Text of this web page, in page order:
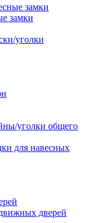
замки
замки
уголки
уголки общего
для навесных
дверей